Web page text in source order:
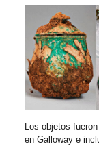
Los objetos
en Galloway e